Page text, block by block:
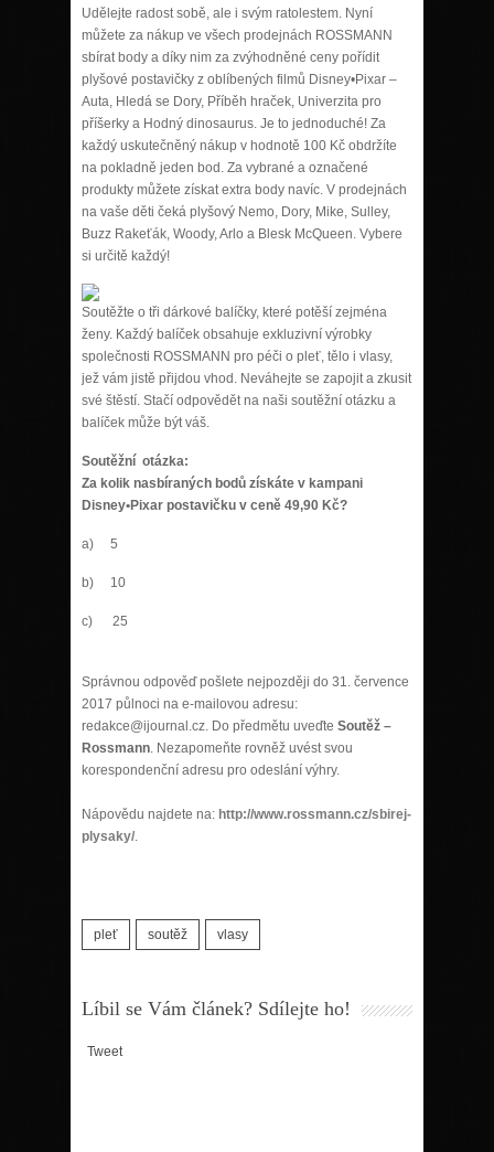
Udělejte radost sobě, ale i svým ratolestem. Nyní
můžete za nákup ve všech prodejnách ROSSMANN
sbírat body a díky nim za zvýhodněné ceny pořídit
plyšové postavičky z oblíbených filmů Disney•Pixar –
Auta, Hledá se Dory, Příběh hraček, Univerzita pro
příšerky a Hodný dinosaurus. Je to jednoduché! Za
každý uskutečněný nákup v hodnotě 100 Kč obdržíte
na pokladně jeden bod. Za vybrané a označené
produkty můžete získat extra body navíc. V prodejnách
na vaše děti čeká plyšový Nemo, Dory, Mike, Sulley,
Buzz Rakeťák, Woody, Arlo a Blesk McQueen. Vybere
si určitě každý!
Soutěžte o tři dárkové balíčky, které potěší zejména
ženy. Každý balíček obsahuje exkluzivní výrobky
společnosti ROSSMANN pro péči o pleť, tělo i vlasy,
jež vám jistě přijdou vhod. Neváhejte se zapojit a zkusit
své štěstí. Stačí odpovědět na naši soutěžní otázku a
balíček může být váš.
Soutěžní otázka:
Za kolik nasbíraných bodů získáte v kampani
Disney•Pixar postavičku v ceně 49,90 Kč?
a) 5
b) 10
c) 25
Správnou odpověď pošlete nejpozději do 31. července
2017 půlnoci na e-mailovou adresu:
redakce@ijournal.cz. Do předmětu uveďte Soutěž –
Rossmann. Nezapomeňte rovněž uvést svou
korespondenční adresu pro odeslání výhry.
Nápovědu najdete na: http://www.rossmann.cz/sbirej-
plysaky/.
pleť soutěž vlasy
Líbil se Vám článek? Sdílejte ho!
Tweet